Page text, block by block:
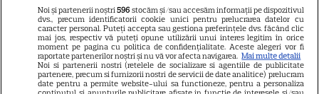
13
pentru noul său film! Ce
promisiune a făcut actorul
după momentele virale în care
a făcut senzație prin dans
Noi și partenerii noștri596 stocăm și/sau accesăm informații pe dispozitivul
dvs., precum identificatorii cookie unici pentru prelucrarea datelor cu
caracter personal. Puteți accepta sau gestiona preferințele dvs. făcând clic
mai jos, respectiv vă puteți opune utilizării unui interes legitim în orice
moment pe pagina cu politica de confidențialitate. Aceste alegeri vor fi
raportate partenerilor noștri și nu vă vor afecta navigarea. Mai multe detalii
Noi si partenerii nostri (retelele de socializare si agentiile de publicitate
partenere, precum si furnizorii nostri de servicii de date analitice) prelucram
date pentru a permite website-ului sa functioneze, pentru a personaliza